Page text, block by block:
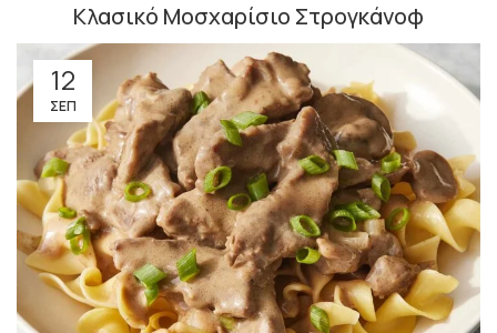
Κλασικό Μοσχαρίσιο Στρογκάνοφ
12
ΣΕΠ